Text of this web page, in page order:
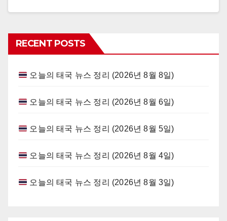
RECENT POSTS
오늘의 태국 뉴스 정리 (2026년 8월 8일)
오늘의 태국 뉴스 정리 (2026년 8월 6일)
오늘의 태국 뉴스 정리 (2026년 8월 5일)
오늘의 태국 뉴스 정리 (2026년 8월 4일)
오늘의 태국 뉴스 정리 (2026년 8월 3일)